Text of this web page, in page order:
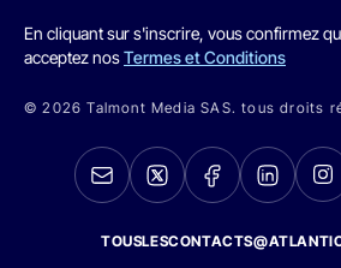
En cliquant sur s'inscrire, vous confirmez
acceptez nosTermes et Conditions
© 2026 Talmont Media SAS. tous droits